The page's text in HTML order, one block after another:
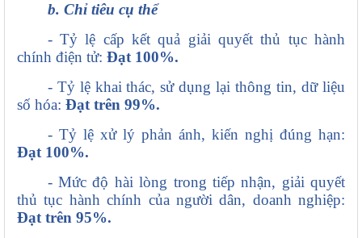
b. Chỉ tiêu cụ thể
- Tỷ lệ cấp kết quả giải quyết thủ tục hành
chính điện tử: Đạt 100%.
- Tỷ lệ khai thác, sử dụng lại thông tin, dữ liệu
số hóa: Đạt trên 99%.
- Tỷ lệ xử lý phản ánh, kiến nghị đúng hạn:
Đạt 100%.
- Mức độ hài lòng trong tiếp nhận, giải quyết
thủ tục hành chính của người dân, doanh nghiệp:
Đạt trên 95%.